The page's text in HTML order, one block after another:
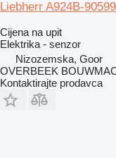
Liebherr A924B-
Cijena na upit
Elektrika - senzor
Nizozemska, Goor
OVERBEEK
Kontaktirajte prodavca